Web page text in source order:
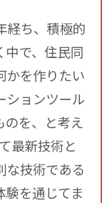
経ち、積極的
中で、住民同
かを作りたい
ションツール
のを、と考え
最新技術と
な技術である
験を通じてま